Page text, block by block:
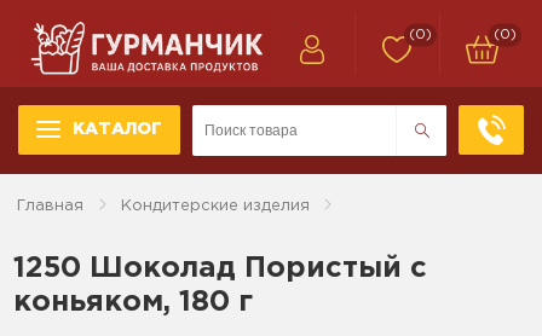
КАТАЛОГ
(0) (0)
Главная Кондитерские изделия
1250 Шоколад Пористый с
коньяком, 180 г